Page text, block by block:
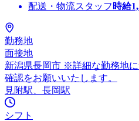
配送・物流スタッフ 時給
勤務地
面接地
新潟県長岡市 ※詳細な勤務地
確認をお願いいたします。
見附駅、長岡駅
シフト